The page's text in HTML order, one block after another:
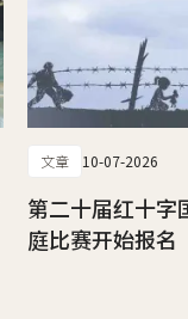
文章 10-07-2026
第二十届红十字
庭比赛开始报名